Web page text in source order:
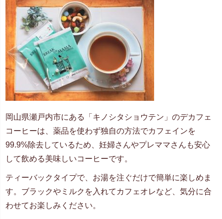
岡山県瀬戸内市にある「キノシタショウテン」のデカフェ
コーヒーは、薬品を使わず独自の方法でカフェインを
99.9%除去しているため、妊婦さんやプレママさんも安心
して飲める美味しいコーヒーです。
ティーバックタイプで、お湯を注ぐだけで簡単に楽しめま
す。ブラックやミルクを入れてカフェオレなど、気分に合
わせてお楽しみください。